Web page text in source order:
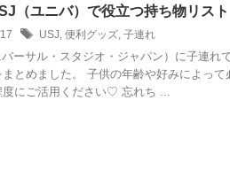
（ユニバ）で役立つ持ち物リス
USJ, 便利グッズ, 子連れ
ーサル・スタジオ・ジャパン）に子連れ
とめました。 子供の年齢や好みによっ
度にご活用ください♡ 忘れち ...